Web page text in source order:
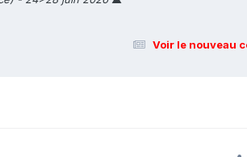
Voir le nouveau